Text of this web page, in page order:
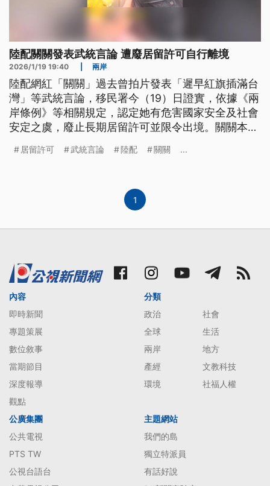
陸配關關發表武統言論 遭廢居留許可自行離境
2026/1/19 19:40 兩岸
陸配網紅「關關」過去曾拍片發表「遲早紅旗插滿台
灣」等武統言論，移民署今（19）日證實，依據《兩
岸條例》等相關規定，認定她有危害國家安全及社會
安定之虞，廢止長期居留許可並限令出境。關關本人
同時向留在台灣的孩子道別。
居留許可 武統言論 陸配 關關 ...
1
內容
即時新聞
專題策展
數位敘事
當期節目
深度報導
觀點
分類
政治
社會
全球
生活
兩岸
地方
產經
文教科技
環境
社福人權
公廣集團
公共電視
PTS TW
公視台語台
主題網站
我們的島
獨立特派員
有話好說